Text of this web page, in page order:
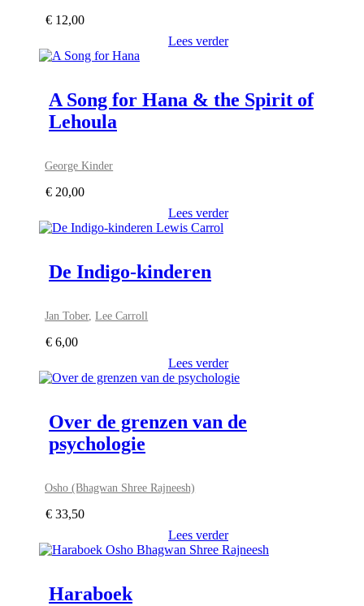
€ 12,00
Lees verder
A Song for Hana & the Spirit of
Lehoula
George Kinder
€ 20,00
Lees verder
De Indigo-kinderen
Jan Tober,Lee Carroll
€ 6,00
Lees verder
Over de grenzen van de
psychologie
Osho (Bhagwan Shree Rajneesh)
€ 33,50
Lees verder
Haraboek